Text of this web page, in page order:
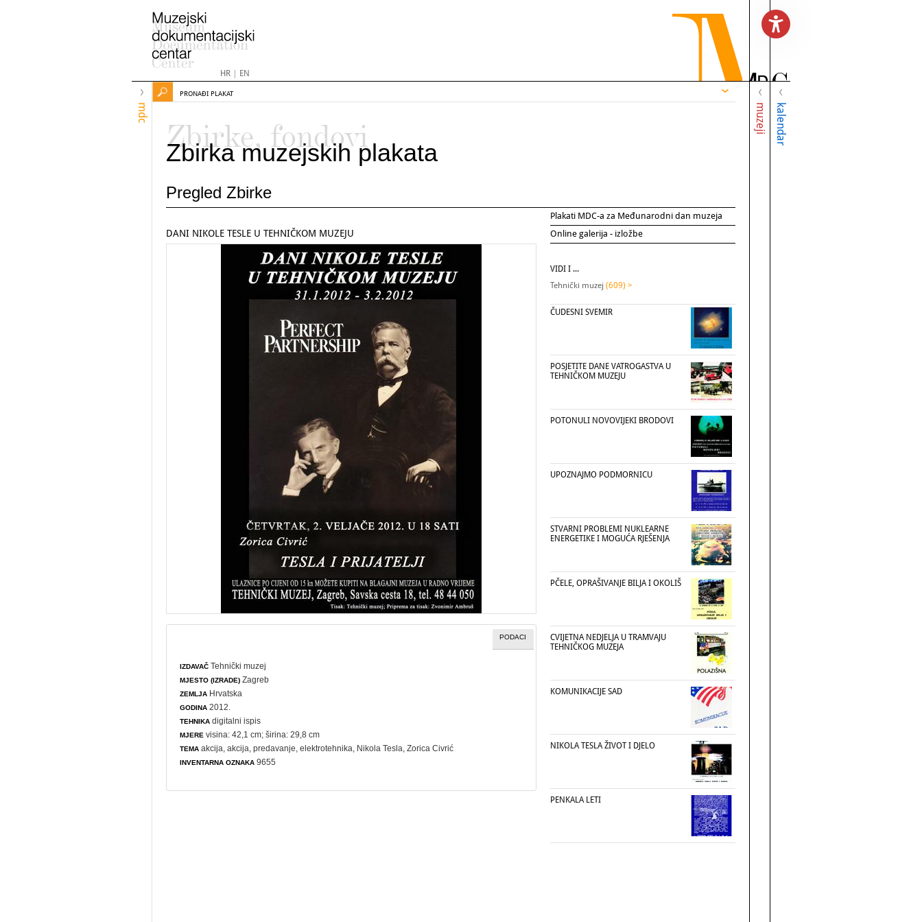
HR| EN
mdc muzeji kalendar
PRONAĐI PLAKAT
Zbirke, fondovi
Zbirka muzejskih plakata
Pregled Zbirke
Plakati MDC-a za Međunarodni dan muzeja
Online galerija - izložbe
DANI NIKOLE TESLE U TEHNIČKOM MUZEJU
PODACI
IZDAVAČ Tehnički muzej
MJESTO (IZRADE) Zagreb
ZEMLJA Hrvatska
GODINA 2012.
TEHNIKA digitalni ispis
MJERE visina: 42,1 cm; širina: 29,8 cm
TEMA akcija ,akcija ,predavanje ,elektrotehnika , Nikola Tesla, Zorica Civrić
INVENTARNA OZNAKA 9655
VIDI I ...
Tehnički muzej (609) >
ČUDESNI SVEMIR
POSJETITE DANE VATROGASTVA U
TEHNIČKOM MUZEJU
POTONULI NOVOVIJEKI BRODOVI
UPOZNAJMO PODMORNICU
STVARNI PROBLEMI NUKLEARNE
ENERGETIKE I MOGUĆA RJEŠENJA
PČELE, OPRAŠIVANJE BILJA I OKOLIŠ
CVIJETNA NEDJELJA U TRAMVAJU
TEHNIČKOG MUZEJA
KOMUNIKACIJE SAD
NIKOLA TESLA ŽIVOT I DJELO
PENKALA LETI